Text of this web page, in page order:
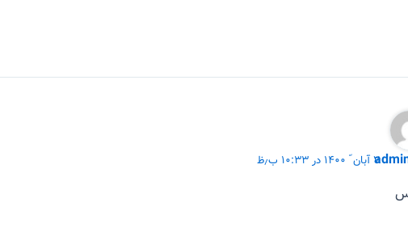
۷ آبان ّ ۱۴۰۰ در ۱۰:۳۳ ب٫ظ